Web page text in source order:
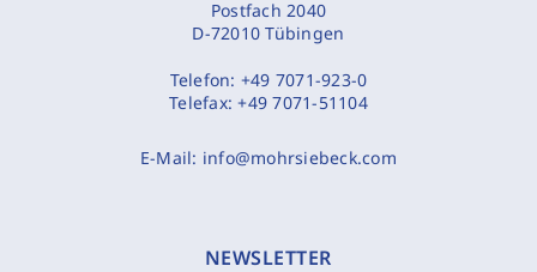
Postfach 2040
D-72010 Tübingen
Telefon: +49 7071-923-0
Telefax:+49 7071-51104
E-Mail: info@mohrsiebeck.com
NEWSLETTER